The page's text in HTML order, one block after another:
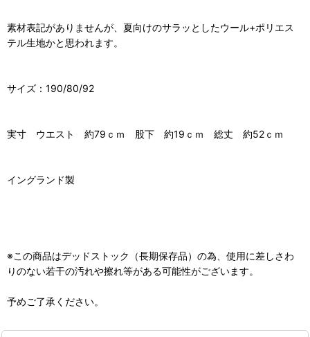
素材表記がありませんが、夏向けのサラッとしたウール+ポリエス
テル生地かと思われます。
サイズ：190/80/92
実寸 ウエスト 約79ｃｍ 股下 約19ｃｍ 総丈 約52ｃｍ
イングランド製
※この商品はデッドストック（長期保存品）の為、使用に差しさわ
りのない若干の汚れや擦れ等がある可能性がございます。
予めご了承ください。